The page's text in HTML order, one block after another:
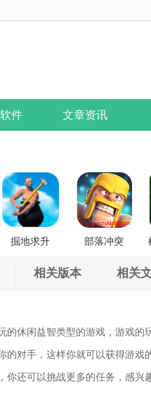
件 文章资讯
掘地求升 部落冲突
相关版本 相关
的休闲益智类型的游戏，游戏
的对手，这样你就可以获得游
还可以挑战更多的任务，感兴